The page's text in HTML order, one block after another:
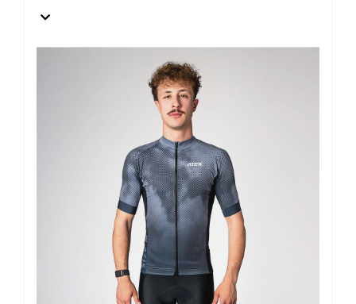
každodenní bázi. Použité střihy i materiály
výsledků, a to při zachování maximálního komfortu